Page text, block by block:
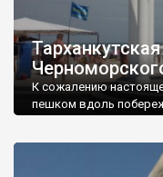
К сожалению
пешком вдоль